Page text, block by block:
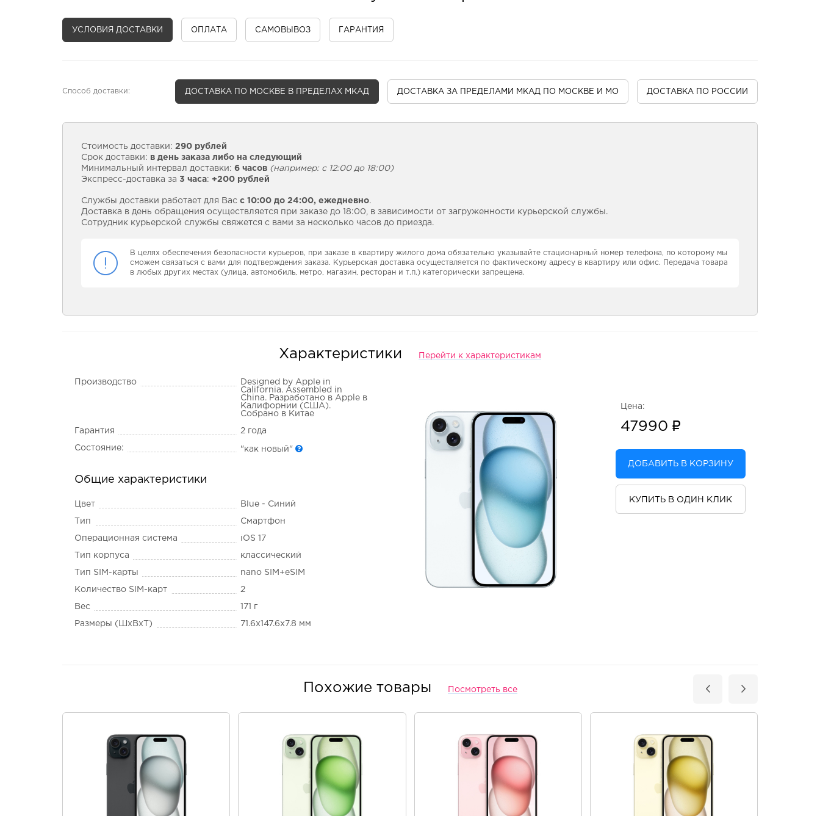
УСЛОВИЯ ДОСТАВКИ ОПЛАТА САМОВЫВОЗ ГАРАНТИЯ
Способ доставки: ДОСТАВКА ПО МОСКВЕ В ПРЕДЕЛАХ МКАД ДОСТАВКА ЗА ПРЕДЕЛАМИ МКАД ПО МОСКВЕ И МО ДОСТАВКА ПО РОССИИ
Стоимость доставки: 290 рублей
Срок доставки: в день заказа либо на следующий
Минимальный интервал доставки: 6 часов (например: с 12:00 до 18:00)
Экспресс-доставка за 3 часа: +200 рублей
Службы доставки работает для Вас с 10:00 до 24:00, ежедневно.
Доставка в день обращения осуществляется при заказе до 18:00, в зависимости от загруженности курьерской службы.
Сотрудник курьерской службы свяжется с вами за несколько часов до приезда.
В целях обеспечения безопасности курьеров, при заказе в квартиру жилого дома обязательно указывайте стационарный номер телефона, по которому мы
сможем связаться с вами для подтверждения заказа. Курьерская доставка осуществляется по фактическому адресу в квартиру или офис. Передача товара
в любых других местах (улица, автомобиль, метро, магазин, ресторан и т.п.) категорически запрещена.
Характеристики Перейти к характеристикам
Производство
Designed by Apple in
California. Assembled in
China. Разработано в Apple в
Калифорнии (США).
Собрано в Китае
Гарантия 2 года
Состояние: "как новый"
Общие характеристики
Цвет Blue - Синий
Тип Смартфон
Операционная система iOS 17
Тип корпуса классический
Тип SIM-карты nano SIM+eSIM
Количество SIM-карт 2
Вес 171 г
Размеры (ШxВxТ) 71.6x147.6x7.8 мм
Цена:
47990
ДОБАВИТЬ В КОРЗИНУ
КУПИТЬ В ОДИН КЛИК
Похожие товары Посмотреть все